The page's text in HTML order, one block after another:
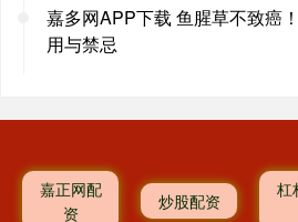
嘉多网APP下载 鱼腥草不致癌
用与禁忌
嘉正网配
资
炒股配资
杠